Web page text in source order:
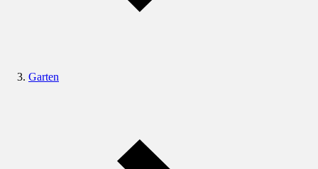
Garten